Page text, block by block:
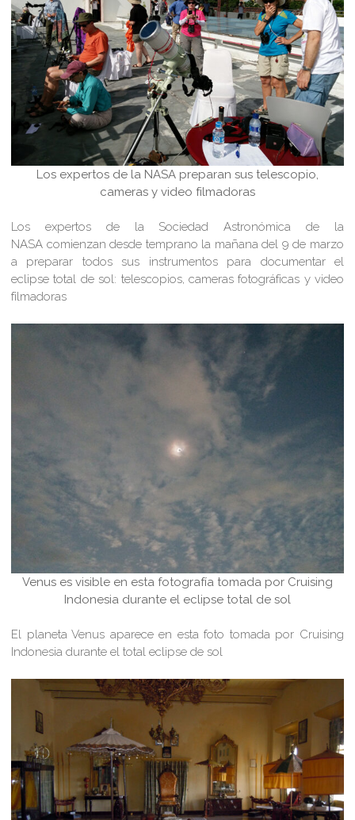
Los expertos de la NASA preparan sus telescopio,
cameras y video filmadoras
Los expertos de la Sociedad Astronómica de la
NASA comienzan desde temprano la mañana del 9 de marzo
a preparar todos sus instrumentos para documentar el
eclipse total de sol: telescopios, cameras fotográficas y video
filmadoras
Venus es visible en esta fotografía tomada por Cruising
Indonesia durante el eclipse total de sol
El planeta Venus aparece en esta foto tomada por Cruising
Indonesia durante el total eclipse de sol